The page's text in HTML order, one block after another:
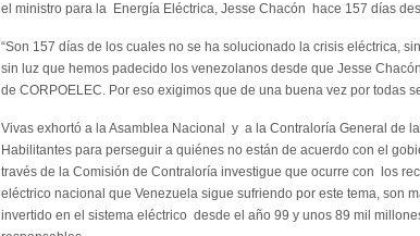
el ministro para la Energía Eléctrica, Jesse Chacón hace 157 días
“Son 157 días de los cuales no se ha solucionado la crisis eléctrica,
sin luz que hemos padecido los venezolanos desde que Jesse
de CORPOELEC. Por eso exigimos que de una buena vez por todas
Vivas exhortó a la Asamblea Nacional y a la Contraloría General de
Habilitantes para perseguir a quiénes no están de acuerdo con el
través de la Comisión de Contraloría investigue que ocurre con los
eléctrico nacional que Venezuela sigue sufriendo por este tema, son
invertido en el sistema eléctrico desde el año 99 y unos 89 mil